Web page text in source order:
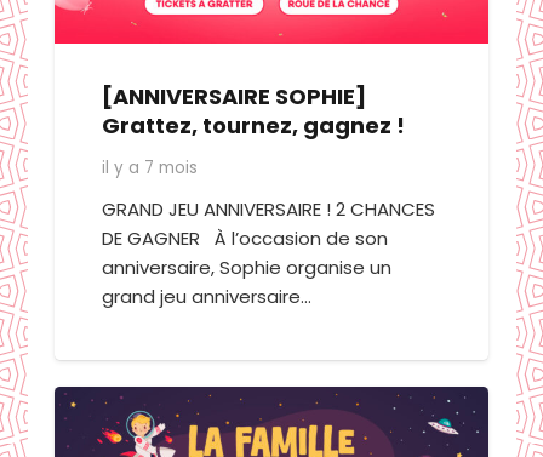
[ANNIVERSAIRE SOPHIE]
Grattez, tournez, gagnez !
il y a 7 mois
GRAND JEU ANNIVERSAIRE ! 2 CHANCES
DE GAGNER À l’occasion de son
anniversaire, Sophie organise un
grand jeu anniversaire…